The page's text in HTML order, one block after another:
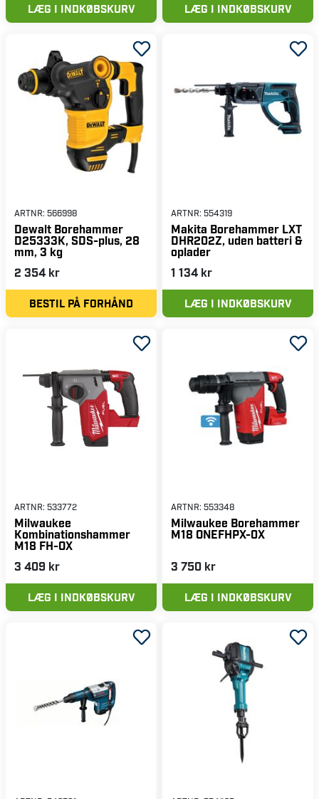
LÆG I INDKØBSKURV LÆG I INDKØBSKURV
ARTNR: 566998
Dewalt Borehammer
D25333K, SDS-plus, 28
mm, 3 kg
2 354 kr
BESTIL PÅ FORHÅND
ARTNR: 554319
Makita Borehammer LXT
DHR202Z, uden batteri &
oplader
1 134 kr
LÆG I INDKØBSKURV
ARTNR: 533772
Milwaukee
Kombinationshammer
M18 FH-OX
3 409 kr
LÆG I INDKØBSKURV
ARTNR: 553348
Milwaukee Borehammer
M18 ONEFHPX-0X
3 750 kr
LÆG I INDKØBSKURV